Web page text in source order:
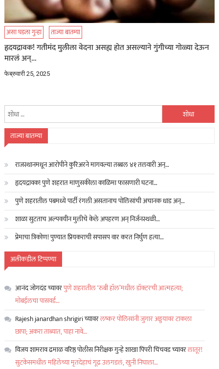
असा घडला गुन्हा ताज्या बातम्या
हृदयद्रावक! गतीमंद मुलीला वेदना असह्य होत असल्याने गुंगीच्या गोळ्या देऊन
मारलं अन्…
फेब्रुवारी 25, 2025
शोध
ताज्या बातम्या
राजस्थानमधून आरोपीने कुरिअरने मागवल्या तब्बल ४१ तलवारी अन्…
हृदयद्रावक! पुणे शहरात माणुसकीला काळिमा फासणारी घटना…
पुणे शहरातील पबमध्ये पार्टी रंगली असतानाच पोलिसांची अचानक धाड अन्…
शाळा सुटताच अल्पवयीन मुलीचे केले अपहरण अन् निर्जनस्थळी…
प्रेमाचा त्रिकोण! पुण्यात प्रियकराची सपासप वार करत निर्घुण हत्या…
अलीकडील टिप्पण्या
आनंद जोगदंडच्यावरपुणे शहरातील ‘रुबी हॉल’मधील डॉक्टरची आत्महत्या;
मोबईलचा पासवर्ड…
Rajesh janardhan shrigiriच्यावरलष्कर पोलिसांनी जुगार अड्डयावर टाकला
छापा; अकरा ताब्यात, पाहा नावे…
विजय शामराव ढमाळ वरिष्ठ पोलीस निरीक्षक गुन्हे शाखा पिंपरी चिंचवडच्यावरलातूर!
सुटकेसमधील महिलेच्या मृतदेहाचं गूढ उलगडलं, खुनी निघाला…